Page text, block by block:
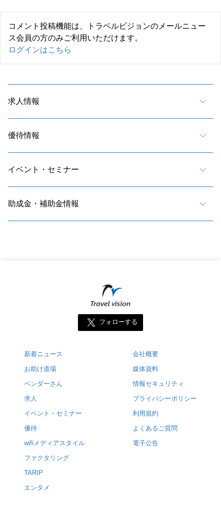
コメント投稿機能は、トラベルビジョンのメールニュー
ス会員の方のみご利用いただけます。
ログインはこちら
求人情報
優待情報
イベント・セミナー
助成金・補助金情報
フォローする
新着ニュース
お助け道場
ベンダーさん
求人
イベント・セミナー
優待
wifiメディアスタイル
ファクタリング
TARIP
エンタメ
会社概要
媒体資料
情報セキュリティ
プライバシーポリシー
利用規約
よくあるご質問
電子公告